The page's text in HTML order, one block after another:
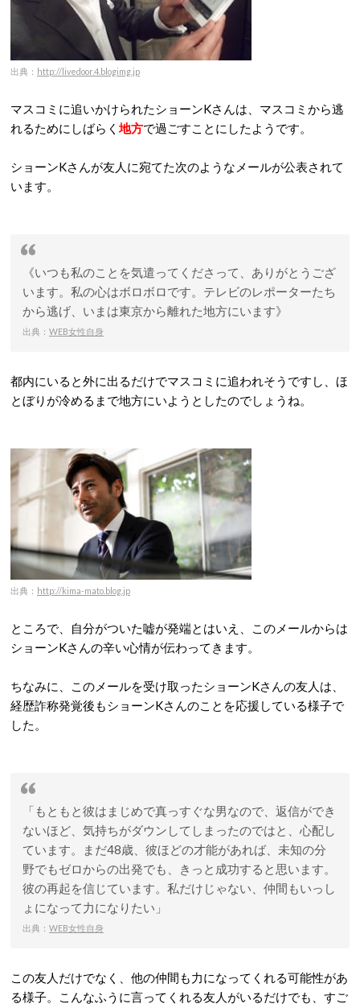
出典： http://livedoor.4.blogimg.jp
マスコミに追いかけられたショーンKさんは、マスコミから逃
れるためにしばらく地方で過ごすことにしたようです。
ショーンKさんが友人に宛てた次のようなメールが公表されて
います。
《いつも私のことを気遣ってくださって、ありがとうござ
います。私の心はボロボロです。テレビのレポーターたち
から逃げ、いまは東京から離れた地方にいます》
出典： WEB女性自身
都内にいると外に出るだけでマスコミに追われそうですし、ほ
とぼりが冷めるまで地方にいようとしたのでしょうね。
出典： http://kima-mato.blog.jp
ところで、自分がついた嘘が発端とはいえ、このメールからは
ショーンKさんの辛い心情が伝わってきます。
ちなみに、このメールを受け取ったショーンKさんの友人は、
経歴詐称発覚後もショーンKさんのことを応援している様子で
した。
「もともと彼はまじめで真っすぐな男なので、返信ができ
ないほど、気持ちがダウンしてしまったのではと、心配し
ています。まだ48歳、彼ほどの才能があれば、未知の分
野でもゼロからの出発でも、きっと成功すると思います。
彼の再起を信じています。私だけじゃない、仲間もいっし
ょになって力になりたい」
出典： WEB女性自身
この友人だけでなく、他の仲間も力になってくれる可能性があ
る様子。こんなふうに言ってくれる友人がいるだけでも、すご